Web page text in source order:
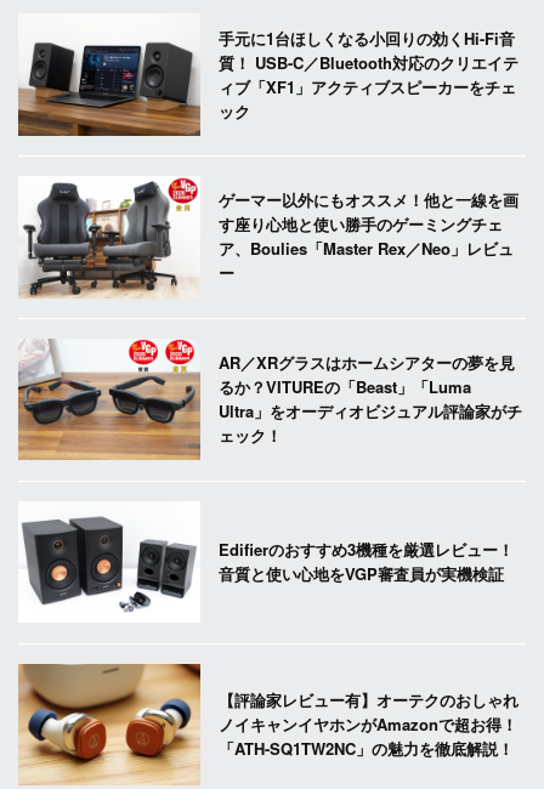
手元に1台ほしくなる小回りの効くHi-Fi音
質！ USB-C／Bluetooth対応のクリエイテ
ィブ「XF1」アクティブスピーカーをチェ
ック
ゲーマー以外にもオススメ！他と一線を画
す座り心地と使い勝手のゲーミングチェ
ア、Boulies「Master Rex／Neo」レビュ
ー
AR／XRグラスはホームシアターの夢を見
るか？VITUREの「Beast」「Luma
Ultra」をオーディオビジュアル評論家がチ
ェック！
Edifierのおすすめ3機種を厳選レビュー！
音質と使い心地をVGP審査員が実機検証
【評論家レビュー有】オーテクのおしゃれ
ノイキャンイヤホンがAmazonで超お得！
「ATH-SQ1TW2NC」の魅力を徹底解説！